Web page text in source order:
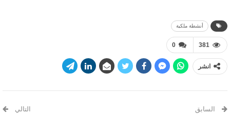
أنشطة ملكية
0 381
انشر
السابق التالي